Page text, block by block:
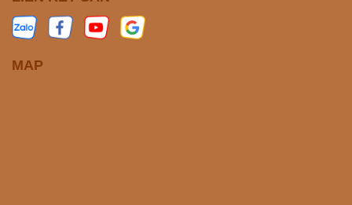
MAP